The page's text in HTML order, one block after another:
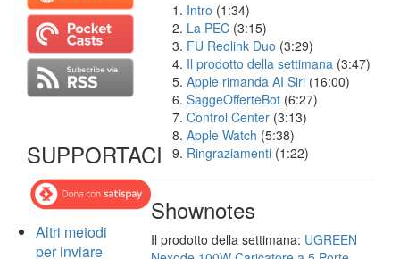
SUPPORTACI
Altri metodi
per inviare
Intro (1:34)
La PEC (3:15)
FU Reolink Duo (3:29)
Il prodotto della settimana (3:47)
Apple rimanda AI Siri (16:00)
SaggeOfferteBot (6:27)
Control Center (3:13)
Apple Watch (5:38)
Ringraziamenti (1:22)
Shownotes
Il prodotto della settimana: UGREEN